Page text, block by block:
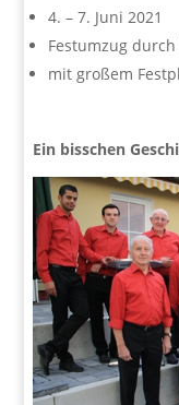
4. – 7. Juni 2021
Festumzug
mit großem
Ein bisschen